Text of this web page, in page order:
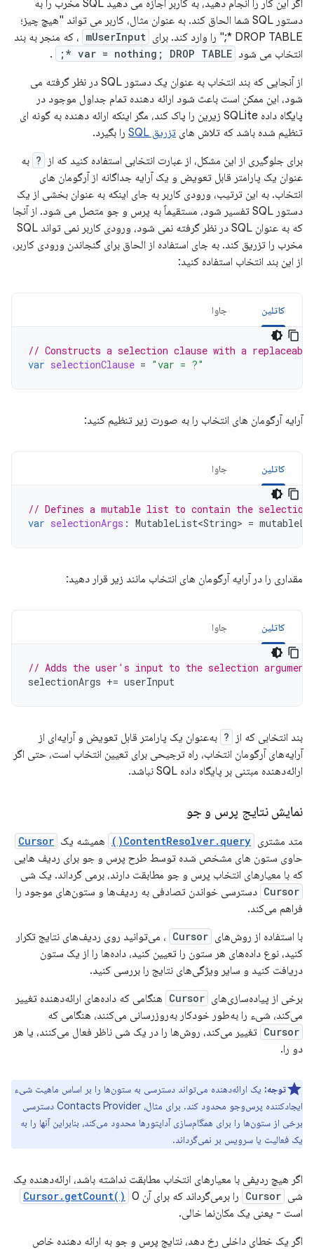
اگر این کار را انجام دهید، به کاربر اجازه می دهید SQL مخرب را به
دستور SQL شما الحاق کند. به عنوان مثال، کاربر می تواند "هیچ چیز؛
DROP TABLE *;" را وارد کند. برای
mUserInput ، که منجر به بند
انتخاب می شود var = nothing; DROP TABLE *;
.
از آنجایی که بند انتخاب به عنوان یک دستور SQL در نظر گرفته می
شود، این ممکن است باعث شود ارائه دهنده تمام جداول موجود در
پایگاه داده SQLite زیرین را پاک کند، مگر اینکه ارائه دهنده به گونه ای
تنظیم شده باشد که تلاش های تزریق SQL
را بگیرد.
برای جلوگیری از این مشکل، از عبارت انتخابی استفاده کنید که از
? به
عنوان یک پارامتر قابل تعویض و یک آرایه جداگانه از آرگومان های
انتخاب. به این ترتیب، ورودی کاربر به جای اینکه به عنوان بخشی از یک
دستور SQL تفسیر شود، مستقیماً به پرس و جو متصل می شود. از آنجا
که به عنوان SQL در نظر گرفته نمی شود، ورودی کاربر نمی تواند SQL
مخرب را تزریق کند. به جای استفاده از الحاق برای گنجاندن ورودی کاربر،
از این بند انتخاب استفاده کنید:
کاتلین جاوا
// Constructs a selection clause with a replaceable
var selectionClause = "var = ?"
آرایه آرگومان های انتخاب را به صورت زیر تنظیم کنید:
کاتلین جاوا
// Defines a mutable list to contain the selection
var selectionArgs : MutableList<String> =
مقداری را در آرایه آرگومان های انتخاب مانند زیر قرار دهید:
کاتلین جاوا
// Adds the user's input to the selection argument
selectionArgs += userInput
بند انتخابی که از ? به‌عنوان یک پارامتر قابل تعویض و آرایه‌ای از
آرایه‌های آرگومان انتخاب، راه ترجیحی برای تعیین انتخاب است، حتی اگر
ارائه‌دهنده مبتنی بر پایگاه داده SQL نباشد.
نمایش نتایج پرس و جو
متد مشتری ContentResolver.query() همیشه یک Cursor
حاوی ستون های مشخص شده توسط طرح پرس و جو برای ردیف هایی
که با معیارهای انتخاب پرس و جو مطابقت دارند، برمی گرداند. یک شی
Cursor دسترسی خواندن تصادفی به ردیف‌ها و ستون‌های موجود را
فراهم می‌کند.
با استفاده از روش‌های Cursor ، می‌توانید روی ردیف‌های نتایج تکرار
کنید، نوع داده‌های هر ستون را تعیین کنید، داده‌ها را از یک ستون
دریافت کنید و سایر ویژگی‌های نتایج را بررسی کنید.
برخی از پیاده‌سازی‌های Cursor هنگامی که داده‌های ارائه‌دهنده تغییر
می‌کند، شیء را به‌طور خودکار به‌روزرسانی می‌کنند، هنگامی که
Cursor تغییر می‌کند، روش‌ها را در یک شی ناظر فعال می‌کنند، یا هر
دو را.
توجه: یک ارائه‌دهنده می‌تواند دسترسی به ستون‌ها را بر اساس ماهیت شیء
ایجادکننده پرس‌وجو محدود کند. برای مثال، Contacts Provider دسترسی
برخی از ستون‌ها را برای همگام‌سازی آداپتورها محدود می‌کند، بنابراین آنها را به
یک فعالیت یا سرویس بر نمی‌گرداند.
اگر هیچ ردیفی با معیارهای انتخاب مطابقت نداشته باشد، ارائه‌دهنده یک
شی Cursor را برمی‌گرداند که برای آن Cursor.getCount() 0
است - یعنی یک مکان‌نما خالی.
اگر یک خطای داخلی رخ دهد، نتایج پرس و جو به ارائه دهنده خاص